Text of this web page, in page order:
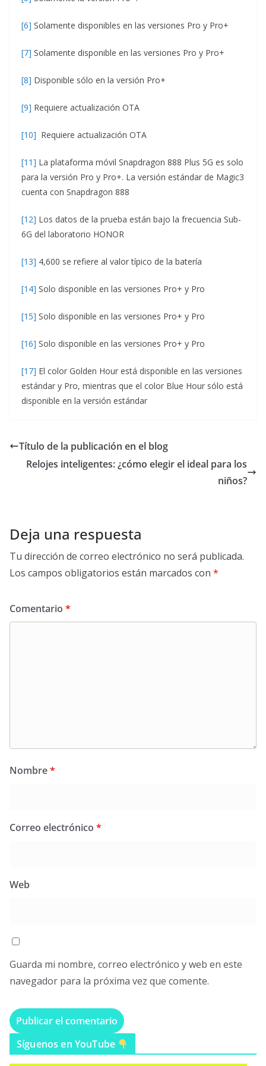
[6] Solamente disponibles en las versiones Pro y Pro+
[7] Solamente disponible en las versiones Pro y Pro+
[8] Disponible sólo en la versión Pro+
[9] Requiere actualización OTA
[10] Requiere actualización OTA
[11] La plataforma móvil Snapdragon 888 Plus 5G es solo
para la versión Pro y Pro+. La versión estándar de Magic3
cuenta con Snapdragon 888
[12] Los datos de la prueba están bajo la frecuencia Sub-
6G del laboratorio HONOR
[13] 4,600 se refiere al valor típico de la batería
[14] Solo disponible en las versiones Pro+ y Pro
[15] Solo disponible en las versiones Pro+ y Pro
[16] Solo disponible en las versiones Pro+ y Pro
[17] El color Golden Hour está disponible en las versiones
estándar y Pro, mientras que el color Blue Hour sólo está
disponible en la versión estándar
Título de la publicación en el blog
Relojes inteligentes: ¿cómo elegir el ideal para los
niños?
Deja una respuesta
Tu dirección de correo electrónico no será publicada.
Los campos obligatorios están marcados con *
Comentario *
Nombre*
Correo electrónico *
Web
Guarda mi nombre, correo electrónico y web en este
navegador para la próxima vez que comente.
Síguenos en YouTube